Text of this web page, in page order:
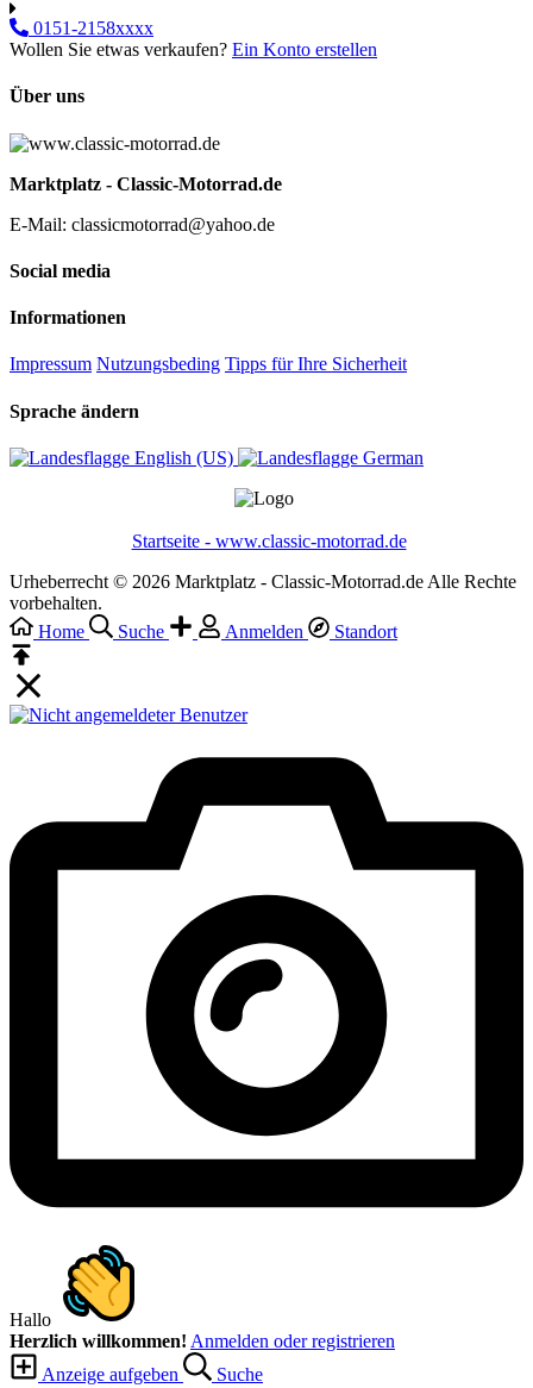
0151-2158xxxx
Wollen Sie etwas verkaufen? Ein Konto erstellen
Über uns
Marktplatz - Classic-Motorrad.de
E-Mail: classicmotorrad@yahoo.de
Social media
Informationen
Impressum Nutzungsbeding Tipps für Ihre Sicherheit
Sprache ändern
English (US)‎ German‎
Startseite - www.classic-motorrad.de
Urheberrecht © 2026 Marktplatz - Classic-Motorrad.de Alle Rechte
vorbehalten.
Home
Suche Anmelden Standort
Hallo
Herzlich willkommen! Anmelden oder registrieren
Anzeige aufgeben
Suche